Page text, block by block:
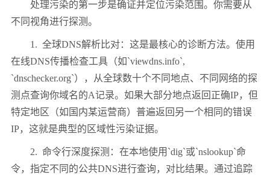
处理污染的第一步是确证并定位污染范围。你需要从
不同视角进行探测。
1. 全球DNS解析比对：这是最核心的诊断方法。使用
在线DNS传播检查工具（如`viewdns.info`,
`dnschecker.org`），从全球数十个不同地点、不同网络的探
测点查询你域名的A记录。如果大部分地点返回正确IP，但
特定地区（如国内某运营商）普遍返回另一个相同的错误
IP，这就是典型的区域性污染证据。
2. 命令行深度探测：在本地使用 `dig`或`nslookup`命
令，指定不同的公共DNS进行查询，对比结果。通过追踪